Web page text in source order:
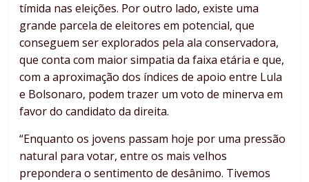
tímida nas eleições. Por outro lado, existe uma
grande parcela de eleitores em potencial, que
conseguem ser explorados pela ala conservadora,
que conta com maior simpatia da faixa etária e que,
com a aproximação dos índices de apoio entre Lula
e Bolsonaro, podem trazer um voto de minerva em
favor do candidato da direita.
“Enquanto os jovens passam hoje por uma pressão
natural para votar, entre os mais velhos
prepondera o sentimento de desânimo. Tivemos